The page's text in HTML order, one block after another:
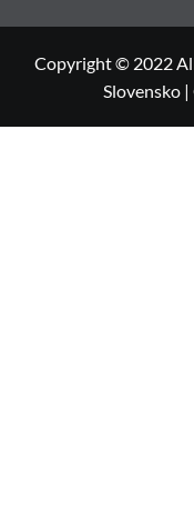
Copyright © 2022
Slovensko |